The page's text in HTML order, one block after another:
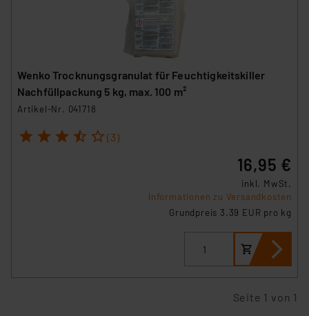
Wenko Trocknungsgranulat für Feuchtigkeitskiller
Nachfüllpackung 5 kg, max. 100 m²
Artikel-Nr. 041718
1 2 3 4 5 (3)
16,95 €
inkl. MwSt.
Informationen zu Versandkosten
Grundpreis 3.39 EUR pro kg
Seite 1 von 1